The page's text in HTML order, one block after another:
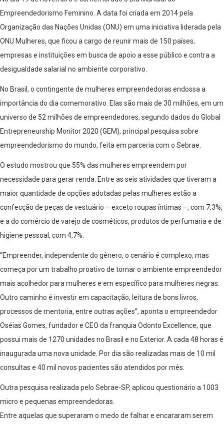
Empreendedorismo Feminino. A data foi criada em 2014 pela
Organização das Nações Unidas (ONU) em uma iniciativa liderada pela
ONU Mulheres, que ficou a cargo de reunir mais de 150 países,
empresas e instituições em busca de apoio a esse público e contra a
desigualdade salarial no ambiente corporativo.
No Brasil, o contingente de mulheres empreendedoras endossa a
importância do dia comemorativo. Elas são mais de 30 milhões, em um
universo de 52 milhões de empreendedores, segundo dados do Global
Entrepreneurship Monitor 2020 (GEM), principal pesquisa sobre
empreendedorismo do mundo, feita em parceria com o Sebrae.
O estudo mostrou que 55% das mulheres empreendem por
necessidade para gerar renda. Entre as seis atividades que tiveram a
maior quantidade de opções adotadas pelas mulheres estão a
confecção de peças de vestuário – exceto roupas íntimas –, com 7,3%,
e a do comércio de varejo de cosméticos, produtos de perfumaria e de
higiene pessoal, com 4,7%.
“Empreender, independente do gênero, o cenário é complexo, mas
começa por um trabalho proativo de tornar o ambiente empreendedor
mais acolhedor para mulheres e em específico para mulheres negras.
Outro caminho é investir em capacitação, leitura de bons livros,
processos de mentoria, entre outras ações”, aponta o empreendedor
Oséias Gomes, fundador e CEO da franquia Odonto Excellence, que
possui mais de 1270 unidades no Brasil e no Exterior. A cada 48 horas é
inaugurada uma nova unidade. Por dia são realizadas mais de 10 mil
consultas e 40 mil novos pacientes são atendidos por mês.
Outra pesquisa realizada pelo Sebrae-SP, aplicou questionário a 1003
micro e pequenas empreendedoras.
Entre aquelas que superaram o medo de falhar e encararam serem